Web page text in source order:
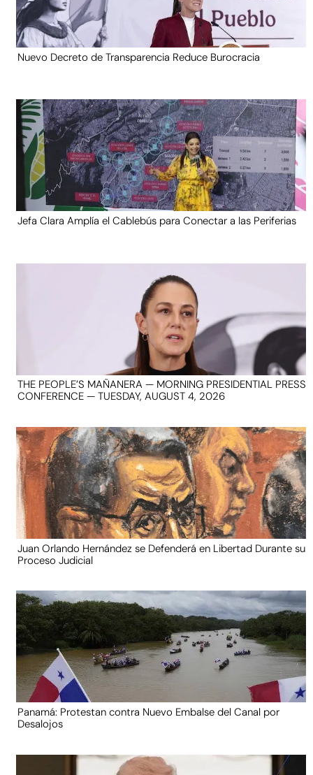
Nuevo Decreto de Transparencia Reduce Burocracia
Jefa Clara Amplía el Cablebús para Conectar a las Periferias
THE PEOPLE’S MAÑANERA — MORNING PRESIDENTIAL PRESS
CONFERENCE — TUESDAY, AUGUST 4, 2026
Juan Orlando Hernández se Defenderá en Libertad Durante su
Proceso Judicial
Panamá: Protestan contra Nuevo Embalse del Canal por
Desalojos